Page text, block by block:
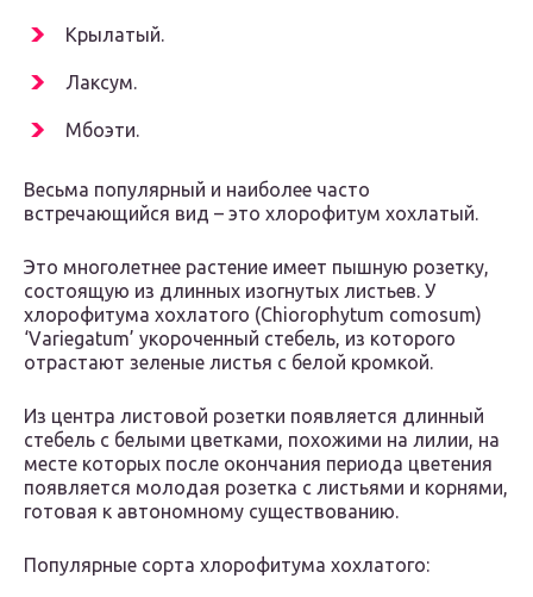
Крылатый.
Лаксум.
Мбоэти.
Весьма популярный и наиболее часто
встречающийся вид – это хлорофитум хохлатый.
Это многолетнее растение имеет пышную розетку,
состоящую из длинных изогнутых листьев. У
хлорофитума хохлатого (Chiorophytum comosum)
‘Variegatum’ укороченный стебель, из которого
отрастают зеленые листья с белой кромкой.
Из центра листовой розетки появляется длинный
стебель с белыми цветками, похожими на лилии, на
месте которых после окончания периода цветения
появляется молодая розетка с листьями и корнями,
готовая к автономному существованию.
Популярные сорта хлорофитума хохлатого: